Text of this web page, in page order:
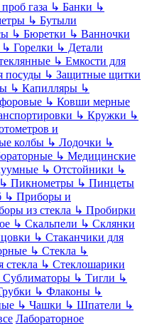
газа ↳ Банки ↳
↳ Бутыли
↳ Бюретки ↳ Ванночки
↳ Горелки ↳ Детали
↳ Емкости для
посуды ↳ Защитные щитки
↳ Капилляры ↳
↳ Ковши мерные
↳ Кружки ↳
и
колбы ↳ Лодочки ↳
↳ Медицинские
↳ Отстойники ↳
↳ Пикнометры ↳ Пинцеты
↳ Приборы и
из стекла ↳ Пробирки
↳ Скальпели ↳ Склянки
↳ Стаканчики для
↳ Стекла ↳
стекла ↳ Стеклошарики
Сублиматоры ↳ Тигли ↳
↳ Флаконы ↳
↳ Чашки ↳ Шпатели ↳
Лабораторное